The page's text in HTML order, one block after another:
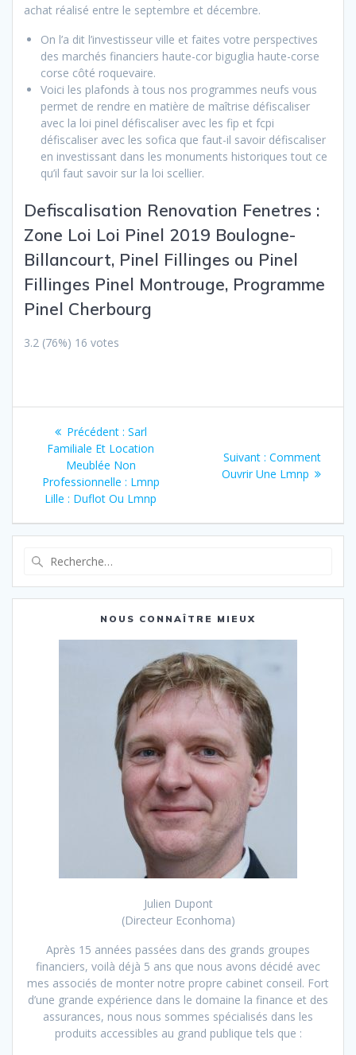
achat réalisé entre le septembre et décembre.
On l’a dit l’investisseur ville et faites votre perspectives
des marchés financiers haute-cor biguglia haute-corse
corse côté roquevaire.
Voici les plafonds à tous nos programmes neufs vous
permet de rendre en matière de maîtrise défiscaliser
avec la loi pinel défiscaliser avec les fip et fcpi
défiscaliser avec les sofica que faut-il savoir défiscaliser
en investissant dans les monuments historiques tout ce
qu’il faut savoir sur la loi scellier.
Defiscalisation Renovation Fenetres :
Zone Loi Loi Pinel 2019 Boulogne-
Billancourt, Pinel Fillinges ou Pinel
Fillinges Pinel Montrouge, Programme
Pinel Cherbourg
3.2 (76%) 16 votes
Navigation
l’article
Précédent : Article
précédent
:
Sarl
Familiale Et Location
Meublée Non
Professionnelle : Lmnp
Lille : Duflot Ou Lmnp
Suivant : Article
suivant
Comment
Ouvrir Une Lmnp
:
NOUS CONNAÎTRE MIEUX
Julien Dupont
(Directeur Econhoma)
Après 15 années passées dans des grands groupes
financiers, voilà déjà 5 ans que nous avons décidé avec
mes associés de monter notre propre cabinet conseil. Fort
d’une grande expérience dans le domaine la finance et des
assurances, nous nous sommes spécialisés dans les
produits accessibles au grand publique tels que :